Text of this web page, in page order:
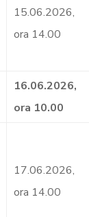
15.06.2026,
ora 14.00
16.06.2026,
ora 10.00
17.06.2026,
ora 14.00